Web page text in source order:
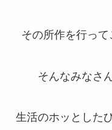
その所作を行っ
そんなみなさ
生活のホッとした